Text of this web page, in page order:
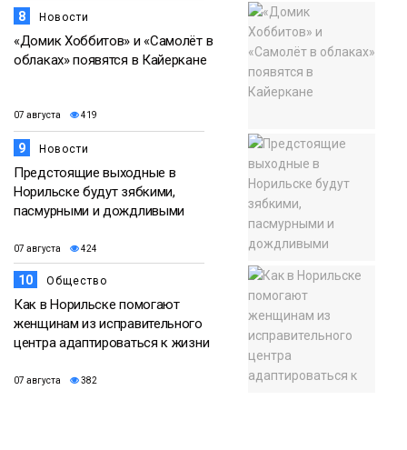
8 Новости
«Домик Хоббитов» и «Самолёт в
облаках» появятся в Кайеркане
07 августа 419
9 Новости
Предстоящие выходные в
Норильске будут зябкими,
пасмурными и дождливыми
07 августа 424
10 Общество
Как в Норильске помогают
женщинам из исправительного
центра адаптироваться к жизни
07 августа 382